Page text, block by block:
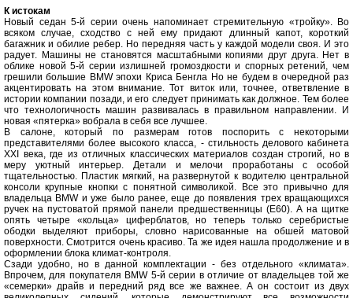
К истокам
Новый седан 5-й серии очень напоминает стремительную «тройку». Во
всяком случае, сходство с ней ему придают длинный капот, короткий
багажник и обилие ребер. Но передняя часть у каждой модели своя. И это
радует. Машины не становятся масштабными копиями друг друга. Нет в
облике новой 5-й серии излишней громоздкости и спорных ретений, чем
грешили большие BMW эпохи Криса Бенгла Но не будем в очередной раз
акцентировать на этом внимание. Тот виток или, точнее, ответвление в
истории компании позади, и его следует принимать как должное. Тем более
что технологичность машин развивалась в правильном направлении. И
новая «пятерка» вобрала в себя все лучшее.
В салоне, который по размерам готов поспорить с некоторыми
представителями более высокого класса, - стильность делового кабинета
XXI века, где из отличных классических материалов создан строгий, но в
меру уютный интерьер. Детали и мелочи проработаны с особой
тщательностью. Пластик мягкий, на развернутой к водителю центральной
консоли крупные кнопки с понятной символикой. Все это привычно для
владельца BMW и уже было ранее, еще до появления трех вращающихся
ручек на пустоватой прямой панели предшественницы (Е60). А на щитке
опять четыре «кольца» циферблатов, но теперь только серебристые
ободки выделяют приборы, словно нарисованные на обшей матовой
поверхности. Смотрится очень красиво. Та же идея нашла продолжение и в
оформлении блока климат-контроля.
Сзади удобно, но в данной комплектации - без отдельного «климата».
Впрочем, для покупателя BMW 5-й серии в отличие от владельцев той же
«семерки» драйв и передний ряд все же важнее. А он состоит из двух